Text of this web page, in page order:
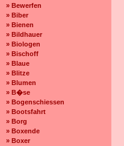
» Bewerfen
» Biber
» Bienen
» Bildhauer
» Biologen
» Bischoff
» Blaue
» Blitze
» Blumen
» B�se
» Bogenschiessen
» Bootsfahrt
» Borg
» Boxende
» Boxer